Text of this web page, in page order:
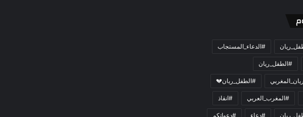
#الدعاء_المستجاب
#الطفل_ريان
#الطفل_ريان💔
#المغرب_العربي #انقاذ
#دعاء #دعواتكم